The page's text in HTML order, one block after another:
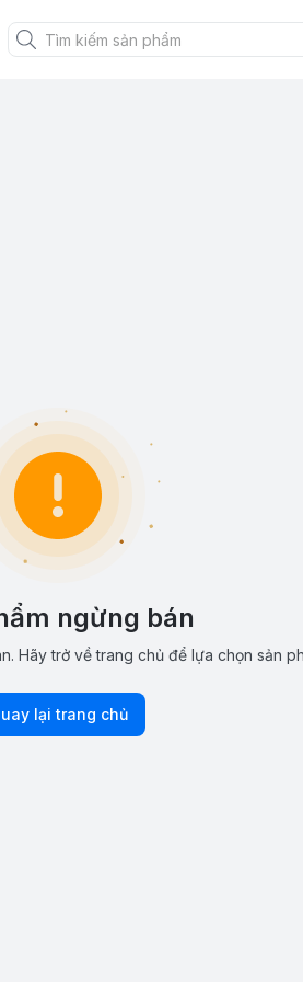
ngừng bán
Hãy trở về trang chủ để lựa chọn sản
lại trang chủ